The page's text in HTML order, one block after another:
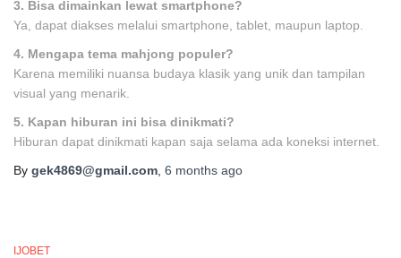
3. Bisa dimainkan lewat smartphone?
Ya, dapat diakses melalui smartphone, tablet, maupun laptop.
4. Mengapa tema mahjong populer?
Karena memiliki nuansa budaya klasik yang unik dan tampilan
visual yang menarik.
5. Kapan hiburan ini bisa dinikmati?
Hiburan dapat dinikmati kapan saja selama ada koneksi internet.
By gek4869@gmail.com 6 months ago
IJOBET